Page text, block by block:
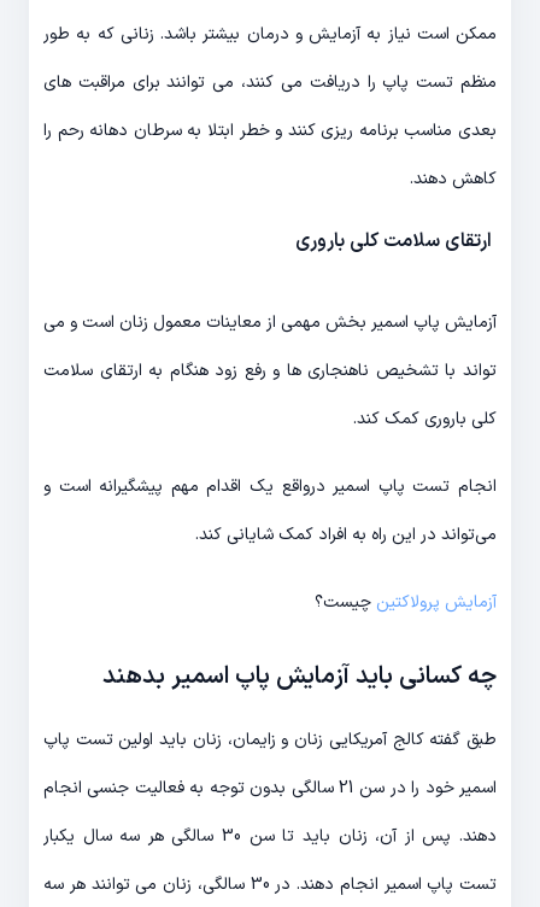
ممکن است نیاز به آزمایش و درمان بیشتر باشد. زنانی که به طور
منظم تست پاپ را دریافت می کنند، می توانند برای مراقبت های
بعدی مناسب برنامه ریزی کنند و خطر ابتلا به سرطان دهانه رحم را
کاهش دهند.
ارتقای سلامت کلی باروری
آزمایش پاپ اسمیر بخش مهمی از معاینات معمول زنان است و می
تواند با تشخیص ناهنجاری ها و رفع زود هنگام به ارتقای سلامت
کلی باروری کمک کند.
انجام تست پاپ اسمیر درواقع یک اقدام مهم پیشگیرانه است و
می‌تواند در این راه به افراد کمک شایانی کند.
آزمایش پرولاکتین چیست؟
چه کسانی باید آزمایش پاپ اسمیر بدهند
طبق گفته کالج آمریکایی زنان و زایمان، زنان باید اولین تست پاپ
اسمیر خود را در سن 21 سالگی بدون توجه به فعالیت جنسی انجام
دهند. پس از آن، زنان باید تا سن 30 سالگی هر سه سال یکبار
تست پاپ اسمیر انجام دهند. در 30 سالگی، زنان می توانند هر سه